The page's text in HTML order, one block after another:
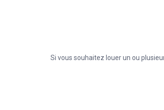
Si vous souhaitez louer un ou